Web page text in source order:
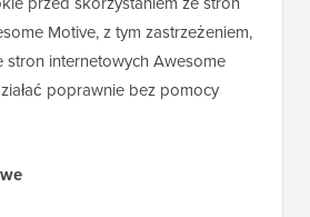
Motive, z tym zastrzeżeniem,
stron internetowych Awesome
poprawnie bez pomocy